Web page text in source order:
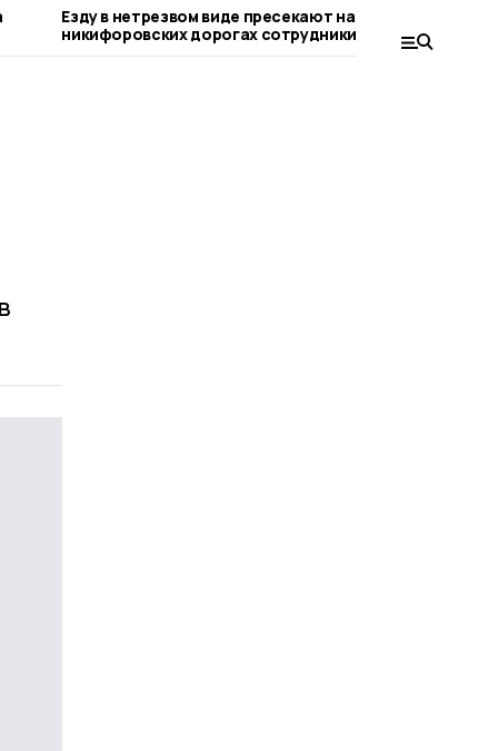
Езду в нетрезвом виде пресекают на
никифоровских дорогах сотрудники
Госавтоинспекции